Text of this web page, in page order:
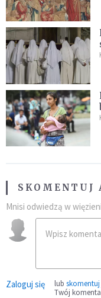
SKOMENTUJ
Mnisi odwiedzą w
Zaloguj się lub
Twój